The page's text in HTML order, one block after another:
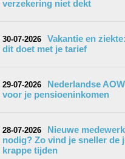
verzekering niet dekt
30-07-2026
Vakantie en
dit doet met je tarief
29-07-2026
Nederlandse
voor je pensioeninkomen
28-07-2026
Nieuwe
nodig? Zo vind je sneller de
krappe tijden